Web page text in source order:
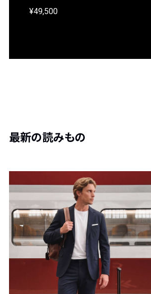
¥49,500
最新の読みもの